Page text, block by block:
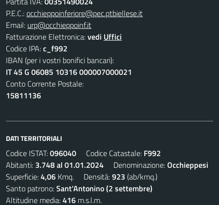
P.E.C.:occhieppoinferiore@pec.ptbiellese.it
Email: urp@occhieppoinf.it
Fatturazione Elettronica:vedi Uffici
Codice IPA:c_f992
IBAN (per i vostri bonifici bancari):
IT 45 G 06085 10316 000007000021
Conto Corrente Postale:
15811136
DATI TERRITORIALI
Codice ISTAT:096040 Codice Catastale: F992
Abitanti: 3.748 al 01.01.2024 Denominazione:Occhieppesi
Superficie:4,06 Kmq. Densità:923 (ab/kmq.)
Santo patrono:Sant'Antonino (2 settembre)
Altitudine media:416 m.s.l.m.